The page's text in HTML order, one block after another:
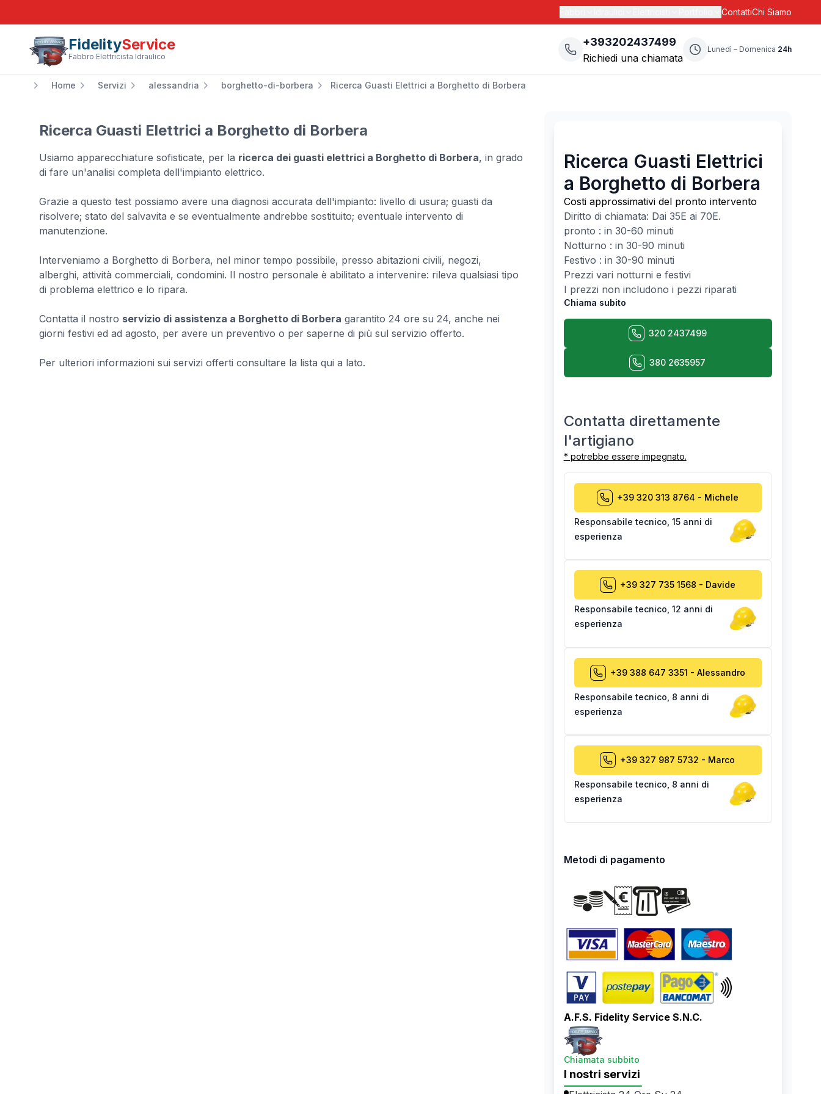
ContattiChi Siamo
FidelityService
Fabbro Elettricista Idraulico
+393202437499
Richiedi una chiamata
Lunedì – Domenica 24h
Home Servizi alessandria borghetto-di-borbera Ricerca Guasti Elettrici a Borghetto di Borbera
Ricerca Guasti Elettrici a Borghetto di Borbera
Usiamo apparecchiature sofisticate, per la ricerca dei guasti elettrici a Borghetto di Borbera, in grado
di fare un'analisi completa dell'impianto elettrico.
Grazie a questo test possiamo avere una diagnosi accurata dell'impianto: livello di usura; guasti da
risolvere; stato del salvavita e se eventualmente andrebbe sostituito; eventuale intervento di
manutenzione.
Interveniamo a Borghetto di Borbera, nel minor tempo possibile, presso abitazioni civili, negozi,
alberghi, attività commerciali, condomini. Il nostro personale è abilitato a intervenire: rileva qualsiasi tipo
di problema elettrico e lo ripara.
Contatta il nostro servizio di assistenza a Borghetto di Borbera garantito 24 ore su 24, anche nei
giorni festivi ed ad agosto, per avere un preventivo o per saperne di più sul servizio offerto.
Per ulteriori informazioni sui servizi offerti consultare la lista qui a lato.
Ricerca Guasti Elettrici
a Borghetto di Borbera
Costi approssimativi del pronto intervento
Diritto di chiamata: Dai 35E ai 70E.
pronto : in 30-60 minuti
Notturno : in 30-90 minuti
Festivo : in 30-90 minuti
Prezzi vari notturni e festivi
I prezzi non includono i pezzi riparati
Chiama subito
320 2437499
380 2635957
Contatta direttamente
l'artigiano
* potrebbe essere impegnato.
+39 320 313 8764 - Michele
Responsabile tecnico 15 anni di
esperienza
+39 327 735 1568 - Davide
Responsabile tecnico 12 anni di
esperienza
+39 388 647 3351 - Alessandro
Responsabile tecnico 8 anni di
esperienza
+39 327 987 5732 - Marco
Responsabile tecnico 8 anni di
esperienza
Metodi di pagamento
A.F.S. Fidelity Service S.N.C.
Chiamata subbito
I nostri servizi